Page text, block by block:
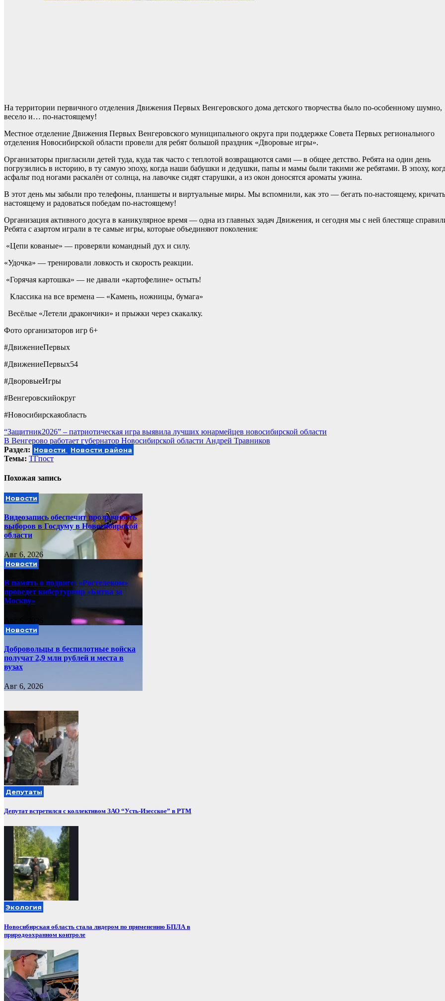
На территории первичного отделения Движения Первых Венгеровского дома детского творчества было по-особенному шумно,
весело и… по-настоящему!
Местное отделение Движения Первых Венгеровского муниципального округа при поддержке Совета Первых регионального
отделения Новосибирской области провели для ребят большой праздник «Дворовые игры».
Организаторы пригласили детей туда, куда так часто с теплотой возвращаются сами — в общее детство. Ребята на один день
погрузились в историю, в ту самую эпоху, когда наши бабушки и дедушки, папы и мамы были такими же ребятами. В эпоху,
асфальт под ногами раскалён от солнца, на лавочке сидят старушки, а из окон доносятся ароматы ужина.
В этот день мы забыли про телефоны, планшеты и виртуальные миры. Мы вспомнили, как это — бегать по-настоящему,
настоящему и радоваться победам по-настоящему!
Организация активного досуга в каникулярное время — одна из главных задач Движения, и сегодня мы с ней блестяще
Ребята с азартом играли в те самые игры, которые объединяют поколения:
«Цепи кованые» — проверяли командный дух и силу.
«Удочка» — тренировали ловкость и скорость реакции.
«Горячая картошка» — не давали «картофелине» остыть!
Классика на все времена — «Камень, ножницы, бумага»
Весёлые «Летели дракончики» и прыжки через скакалку.
Фото организаторов игр 6+
#ДвижениеПервых
#ДвижениеПервых54
#ДворовыеИгры
#Венгеровскийокруг
#Новосибирскаяобласть
Навигация
по
записям
“Защитник2026” – патриотическая игра выявила лучших юнармейцев новосибирской области
В Венгерово работает губернатор Новосибирской области Андрей Травников
Раздел: Новости Новости района
Темы: ТГпост
Похожая запись
Новости
Видеозапись обеспечит прозрачность
выборов в Госдуму в Новосибирской
области
Авг 6, 2026
Новости
В память о подвиге: «Ростелеком»
проведет кибертурнир «Битва за
Москву»
Новости
Добровольцы в беспилотные войска
получат 2,9 млн рублей и места в
вузах
Авг 6, 2026
Депутаты
Депутат встретился с коллективом ЗАО “Усть-Изесское” в РТМ
Экология
Новосибирская область стала лидером по применению БПЛА в
природоохранном контроле